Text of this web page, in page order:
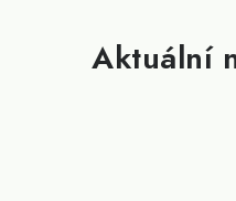
Aktuální